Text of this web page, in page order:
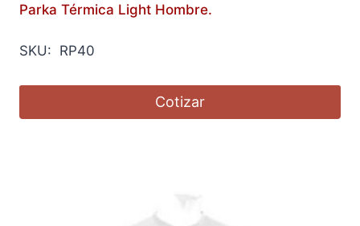
Parka Térmica Light Hombre.
SKU: RP40
Cotizar